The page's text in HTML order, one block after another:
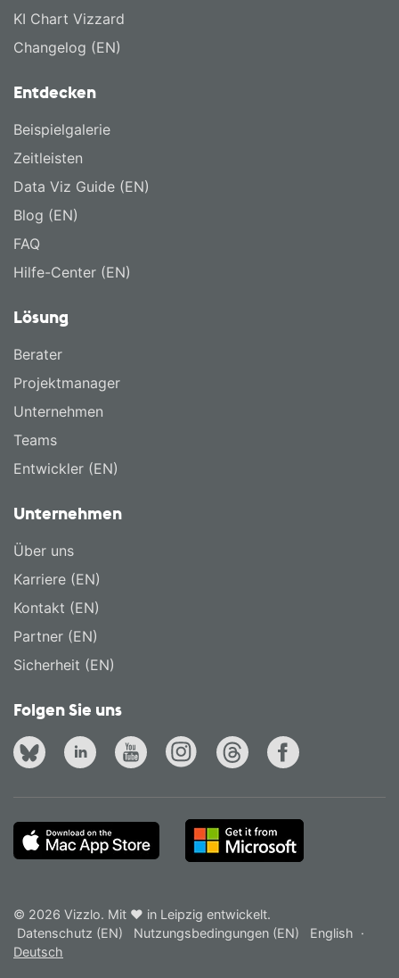
KI Chart Vizzard
Changelog (EN)
Entdecken
Beispielgalerie
Zeitleisten
Data Viz Guide (EN)
Blog (EN)
FAQ
Hilfe-Center (EN)
Lösung
Berater
Projektmanager
Unternehmen
Teams
Entwickler (EN)
Unternehmen
Über uns
Karriere (EN)
Kontakt (EN)
Partner (EN)
Sicherheit (EN)
Folgen Sie uns
© 2026 Vizzlo. Mit ❤ in Leipzig entwickelt.
Datenschutz (EN)
Nutzungsbedingungen (EN) English ·
Deutsch